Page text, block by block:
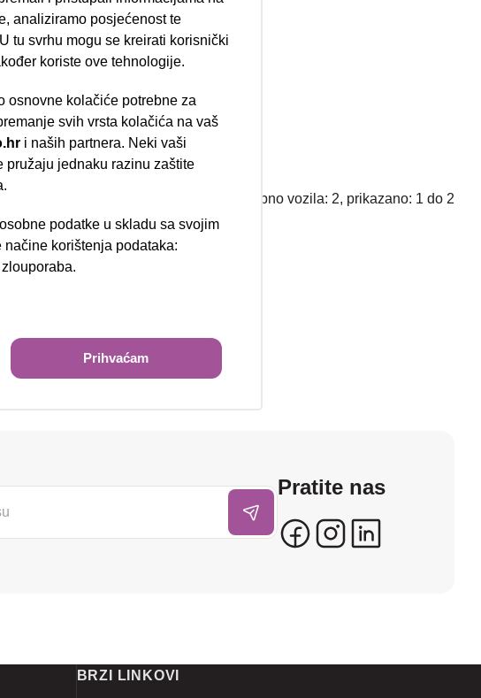
Mach-E GT
44.900,00 €
Ukupno vozila: 2, prikazano: 1 do 2
Pratite nas
BRZI LINKOVI
102, Resnik
Traži
analiziramo posjećenost te
tu svrhu mogu se kreirati korisnički
koriste ove tehnologije.
osnovne kolačiće potrebne za
svih vrsta kolačića na vaš
i naših partnera. Neki vaši
pružaju jednaku razinu zaštite
podatke u skladu sa svojim
načine korištenja podataka:
Prihvaćam